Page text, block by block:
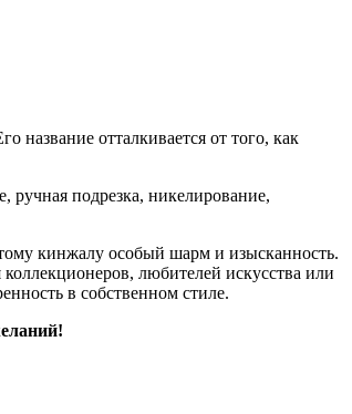
отталкивается от того, как
ручная подрезка, никелирование,
кинжалу особый шарм и изысканность.
любителей искусства или
в собственном стиле.